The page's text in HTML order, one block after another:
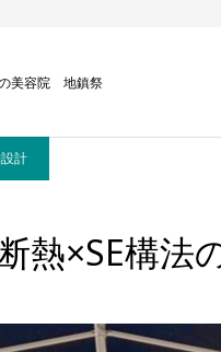
美容院 地鎮祭
計
熱×SE構